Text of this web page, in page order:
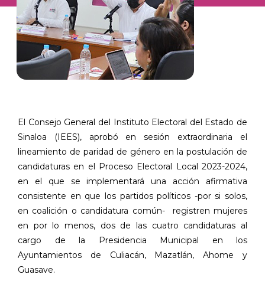
El Consejo General del Instituto Electoral del Estado de
Sinaloa (IEES), aprobó en sesión extraordinaria el
lineamiento de paridad de género en la postulación de
candidaturas en el Proceso Electoral Local 2023-2024,
en el que se implementará una acción afirmativa
consistente en que los partidos políticos -por si solos,
en coalición o candidatura común-
registren mujeres
en por lo menos, dos de las cuatro candidaturas al
cargo de la Presidencia Municipal en los
Ayuntamientos de Culiacán, Mazatlán, Ahome y
Guasave.